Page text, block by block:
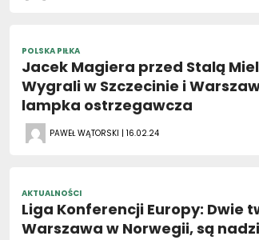
POLSKA PIŁKA
Jacek Magiera przed Stalą
Wygrali w Szczecinie i
lampka ostrzegawcza
PAWEŁ WĄTORSKI | 16.02.24
AKTUALNOŚCI
Liga Konferencji Europy: Dwie
Warszawa w Norwegii, są